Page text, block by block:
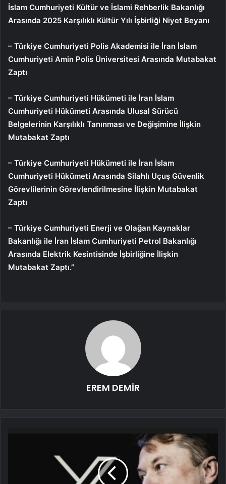
İslam Cumhuriyeti Kültür ve İslami Rehberlik Bakanlığı
Arasında 2025 Karşılıklı Kültür Yılı İşbirliği Niyet Beyanı
– Türkiye Cumhuriyeti Polis Akademisi ile İran İslam
Cumhuriyeti Amin Polis Üniversitesi Arasında Mutabakat
Zaptı
– Türkiye Cumhuriyeti Hükümeti ile İran İslam
Cumhuriyeti Hükümeti Arasında Ulusal Sürücü
Belgelerinin Karşılıklı Tanınması ve Değişimine İlişkin
Mutabakat Zaptı
– Türkiye Cumhuriyeti Hükümeti ile İran İslam
Cumhuriyeti Hükümeti Arasında Silahlı Uçuş Güvenlik
Görevlilerinin Görevlendirilmesine İlişkin Mutabakat
Zaptı
– Türkiye Cumhuriyeti Enerji ve Olağan Kaynaklar
Bakanlığı ile İran İslam Cumhuriyeti Petrol Bakanlığı
Arasında Elektrik Kesintisinde İşbirliğine İlişkin
Mutabakat Zaptı.”
EREM DEMİR